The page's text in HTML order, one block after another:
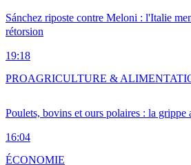
Sánchez riposte contre Meloni : l'Italie
rétorsion
19:18
Poulets, bovins et ours polaires : la grippe
16:04
PROAGRICULTURE &
ÉCONOMIE